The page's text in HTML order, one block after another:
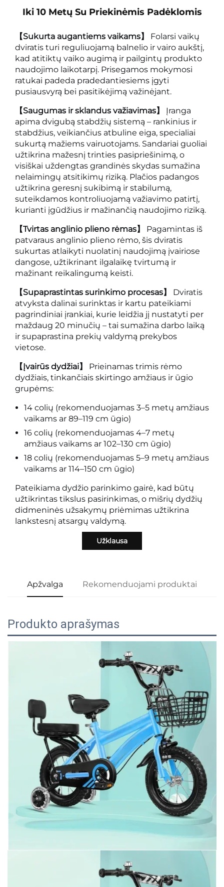
Iki 10 Metų Su Priekinėmis Padėklomis
【Sukurta augantiems vaikams】 Folarsi vaikų
dviratis turi reguliuojamą balnelio ir vairo aukštį,
kad atitiktų vaiko augimą ir pailgintų produkto
naudojimo laikotarpį. Prisegamos mokymosi
ratukai padeda pradedantiesiems įgyti
pusiausvyrą bei pasitikėjimą važinėjant.
【Saugumas ir sklandus važiavimas】 Įranga
apima dvigubą stabdžių sistemą – rankinius ir
stabdžius, veikiančius atbuline eiga, specialiai
sukurtą mažiems vairuotojams. Sandariai guoliai
užtikrina mažesnį trinties pasipriešinimą, o
visiškai uždengtas grandinės skydas sumažina
nelaimingų atsitikimų riziką. Plačios padangos
užtikrina geresnį sukibimą ir stabilumą,
suteikdamos kontroliuojamą važiavimo patirtį,
kurianti įgūdžius ir mažinančią naudojimo riziką.
【Tvirtas anglinio plieno rėmas】 Pagamintas iš
patvaraus anglinio plieno rėmo, šis dviratis
sukurtas atlaikyti nuolatinį naudojimą įvairiose
dangose, užtikrinant ilgalaikę tvirtumą ir
mažinant reikalingumą keisti.
【Supaprastintas surinkimo procesas】 Dviratis
atvyksta dalinai surinktas ir kartu pateikiami
pagrindiniai įrankiai, kurie leidžia jį nustatyti per
maždaug 20 minučių – tai sumažina darbo laiką
ir supaprastina prekių valdymą prekybos
vietose.
【Įvairūs dydžiai】 Prieinamas trimis rėmo
dydžiais, tinkančiais skirtingo amžiaus ir ūgio
grupėms:
14 colių (rekomenduojamas 3–5 metų amžiaus
vaikams ar 89–119 cm ūgio)
16 colių (rekomenduojamas 4–7 metų
amžiaus vaikams ar 102–130 cm ūgio)
18 colių (rekomenduojamas 5–9 metų amžiaus
vaikams ar 114–150 cm ūgio)
Pateikiama dydžio parinkimo gairė, kad būtų
užtikrintas tikslus pasirinkimas, o mišrių dydžių
didmeninės užsakymų priėmimas užtikrina
lankstesnį atsargų valdymą.
Užklausa
Apžvalga Rekomenduojami produktai
Produkto aprašymas